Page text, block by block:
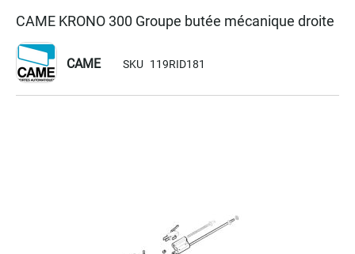
CAME KRONO 300 Groupe butée mécanique droite
CAME SKU 119RID181